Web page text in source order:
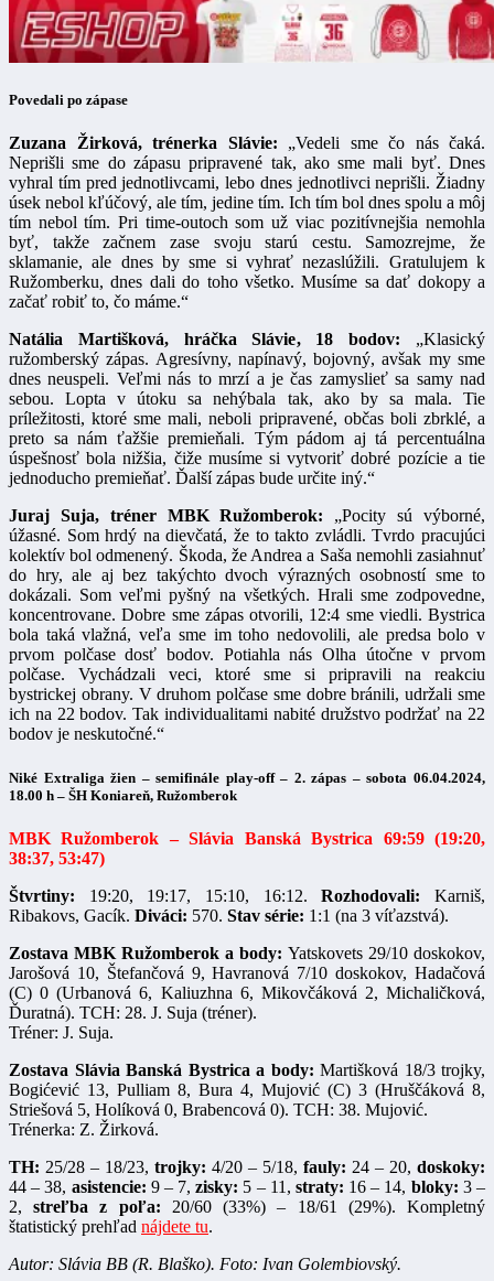
Povedali po zápase
Zuzana Žirková, trénerka Slávie: „Vedeli sme čo nás čaká.
Neprišli sme do zápasu pripravené tak, ako sme mali byť. Dnes
vyhral tím pred jednotlivcami, lebo dnes jednotlivci neprišli. Žiadny
úsek nebol kľúčový, ale tím, jedine tím. Ich tím bol dnes spolu a môj
tím nebol tím. Pri time-outoch som už viac pozitívnejšia nemohla
byť, takže začnem zase svoju starú cestu. Samozrejme, že
sklamanie, ale dnes by sme si vyhrať nezaslúžili. Gratulujem k
Ružomberku, dnes dali do toho všetko. Musíme sa dať dokopy a
začať robiť to, čo máme.“
Natália Martišková, hráčka Slávie, 18 bodov: „Klasický
ružomberský zápas. Agresívny, napínavý, bojovný, avšak my sme
dnes neuspeli. Veľmi nás to mrzí a je čas zamyslieť sa samy nad
sebou. Lopta v útoku sa nehýbala tak, ako by sa mala. Tie
príležitosti, ktoré sme mali, neboli pripravené, občas boli zbrklé, a
preto sa nám ťažšie premieňali. Tým pádom aj tá percentuálna
úspešnosť bola nižšia, čiže musíme si vytvoriť dobré pozície a tie
jednoducho premieňať. Ďalší zápas bude určite iný.“
Juraj Suja, tréner MBK Ružomberok: „Pocity sú výborné,
úžasné. Som hrdý na dievčatá, že to takto zvládli. Tvrdo pracujúci
kolektív bol odmenený. Škoda, že Andrea a Saša nemohli zasiahnuť
do hry, ale aj bez takýchto dvoch výrazných osobností sme to
dokázali. Som veľmi pyšný na všetkých. Hrali sme zodpovedne,
koncentrovane. Dobre sme zápas otvorili, 12:4 sme viedli. Bystrica
bola taká vlažná, veľa sme im toho nedovolili, ale predsa bolo v
prvom polčase dosť bodov. Potiahla nás Olha útočne v prvom
polčase. Vychádzali veci, ktoré sme si pripravili na reakciu
bystrickej obrany. V druhom polčase sme dobre bránili, udržali sme
ich na 22 bodov. Tak individualitami nabité družstvo podržať na 22
bodov je neskutočné.“
Niké Extraliga žien – semifinále play-off – 2. zápas – sobota 06.04.2024,
18.00 h – ŠH Koniareň, Ružomberok
MBK Ružomberok – Slávia Banská Bystrica 69:59 (19:20,
38:37, 53:47)
Štvrtiny: 19:20, 19:17, 15:10, 16:12.Rozhodovali: Karniš,
Ribakovs, Gacík. Diváci: 570. Stav série: 1:1 (na 3 víťazstvá).
Zostava MBK Ružomberok a body: Yatskovets 29/10 doskokov,
Jarošová 10, Štefančová 9, Havranová 7/10 doskokov, Hadačová
(C) 0 (Urbanová 6, Kaliuzhna 6, Mikovčáková 2, Michaličková,
Ďuratná). TCH: 28. J. Suja (tréner).
Tréner: J. Suja.
Zostava Slávia Banská Bystrica a body: Martišková 18/3 trojky,
Bogićević 13, Pulliam 8, Bura 4, Mujović (C) 3 (Hruščáková 8,
Striešová 5, Holíková 0, Brabencová 0). TCH: 38. Mujović.
Trénerka: Z. Žirková.
TH: 25/28 – 18/23, trojky: 4/20 – 5/18, fauly: 24 – 20, doskoky:
44 – 38, asistencie: 9 – 7,zisky: 5 – 11, straty: 16 – 14, bloky: 3 –
2,streľba z poľa: 20/60 (33%) – 18/61 (29%). Kompletný
štatistický prehľad nájdete tu.
Autor: Slávia BB (R. Blaško). Foto: Ivan Golembiovský.